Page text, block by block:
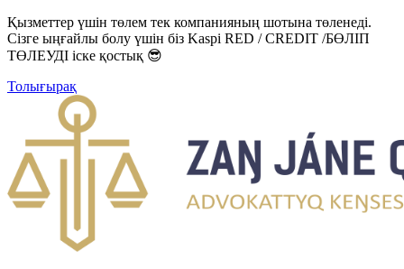
Қызметтер үшін төлем тек компанияның шотына төленеді.
Сізге ыңғайлы болу үшін біз Kaspi RED / CREDIT /БӨЛІП
ТӨЛЕУДІ іске қостық 😎
Толығырақ